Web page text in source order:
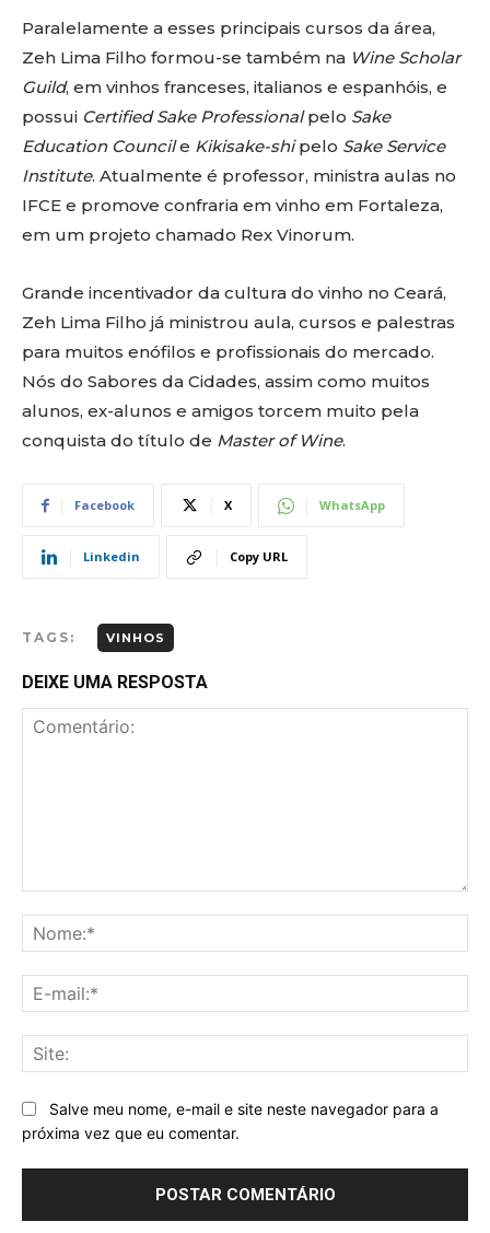
Paralelamente a esses principais cursos da área,
Zeh Lima Filho formou-se também na Wine Scholar
Guild, em vinhos franceses, italianos e espanhóis, e
possui Certified Sake Professionalpelo Sake
Education Councile Kikisake-shipelo Sake Service
Institute. Atualmente é professor, ministra aulas no
IFCE e promove confraria em vinho em Fortaleza,
em um projeto chamado Rex Vinorum.
Grande incentivador da cultura do vinho no Ceará,
Zeh Lima Filho já ministrou aula, cursos e palestras
para muitos enófilos e profissionais do mercado.
Nós do Sabores da Cidades, assim como muitos
alunos, ex-alunos e amigos torcem muito pela
conquista do título de Master of Wine.
Facebook X WhatsApp
Linkedin Copy URL
TAGS: VINHOS
DEIXE UMA RESPOSTA
Salve meu nome, e-mail e site neste navegador para a
próxima vez que eu comentar.